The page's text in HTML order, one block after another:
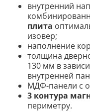
внутренний
плита
изовер;
наполнение
толщина
130 мм в
внутренней
МДФ-панели с
3 контура
периметру.